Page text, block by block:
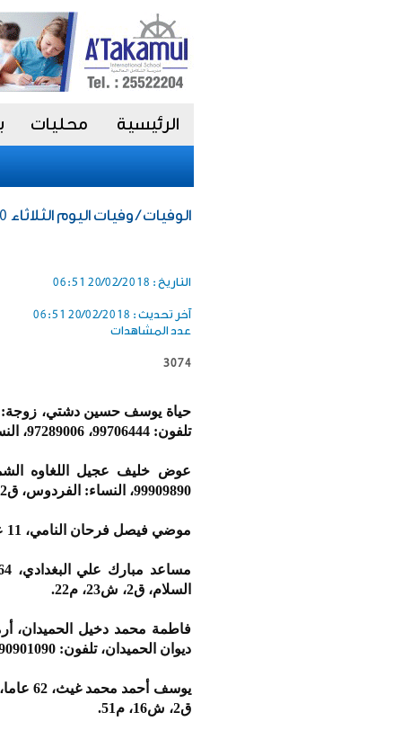
الرئيسية محليات
الوفيات / وفيات اليوم الثلاثاء 20 فبراير 2018
التاريخ : 20/02/2018 06:51
آخر تحديث : 20/02/2018 06:51
عدد المشاهدات
3074
تلفون: 99706444، 97289006، النساء: الشامية، ق6، ش62، م15، تلفون: 55151215.
99909890، النساء: الفردوس، ق2، شارع الأول، ج10، م46، تلفون: 99688457.
موضي فيصل فرحان النامي، 11 عاما، (شيعت)، الصباحية، ق2، ش7، م199، تلفون: 55511192.
السلام، ق2، ش23، م22.
ديوان الحميدان، تلفون: 90901090، النساء: القادسية، ق7، ش77، م8، تلفون: 66188999.
ق2، ش16، م51.